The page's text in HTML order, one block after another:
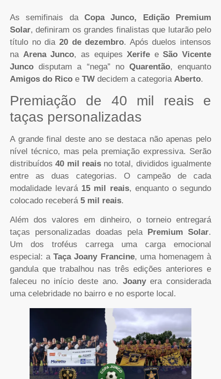
As semifinais da Copa Junco, Edição Premium
Solar, definiram os grandes finalistas que lutarão pelo
título no dia 20 de dezembro. Após duelos intensos
na Arena Junco, as equipesXerife eSão Vicente
Junco disputam a “nega” no Quarentão, enquanto
Amigos do Rico e TW decidem a categoria Aberto.
Premiação de 40 mil reais e
taças personalizadas
A grande final deste ano se destaca não apenas pelo
nível técnico, mas pela premiação expressiva. Serão
distribuídos40 mil reaisno total, divididos igualmente
entre as duas categorias. O campeão de cada
modalidade levará 15 mil reais, enquanto o segundo
colocado receberá 5 mil reais.
Além dos valores em dinheiro, o torneio entregará
taças personalizadas doadas pela Premium Solar.
Um dos troféus carrega uma carga emocional
especial: aTaça Joany Francine, uma homenagem à
gandula que trabalhou nas três edições anteriores e
faleceu no início deste ano. Joanyera considerada
uma celebridade no bairro e no esporte local.